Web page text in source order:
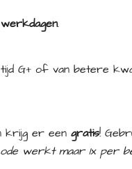
.
G+ of van betere
krijg er een gratis!
werkt maar 1x per